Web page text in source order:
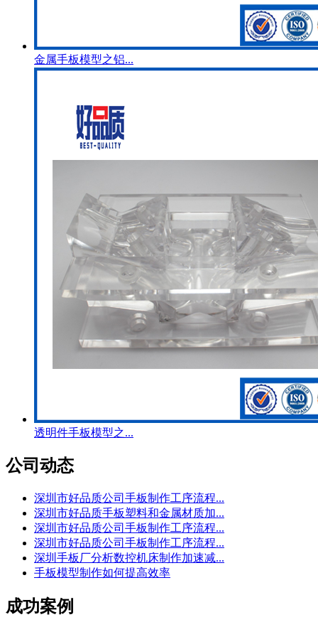
金属手板模型之铝...
透明件手板模型之...
公司动态
深圳市好品质公司手板制作工序流程...
深圳市好品质手板塑料和金属材质加...
深圳市好品质公司手板制作工序流程...
深圳市好品质公司手板制作工序流程...
深圳手板厂分析数控机床制作加速减...
手板模型制作如何提高效率
成功案例